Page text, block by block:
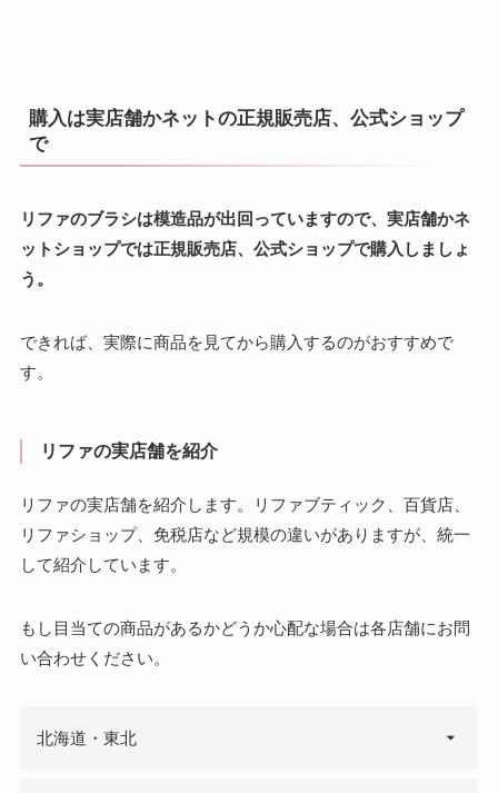
購入は実店舗かネットの正規販売店、公式ショップ
で
リファのブラシは模造品が出回っていますので、実店舗かネ
ットショップでは正規販売店、公式ショップで購入しましょ
う。
できれば、実際に商品を見てから購入するのがおすすめで
す。
リファの実店舗を紹介
リファの実店舗を紹介します。リファブティック、百貨店、
リファショップ、免税店など規模の違いがありますが、統一
して紹介しています。
もし目当ての商品があるかどうか心配な場合は各店舗にお問
い合わせください。
北海道・東北